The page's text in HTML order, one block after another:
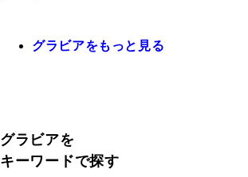
グラビアをもっと見る
グラビアを
キーワードで探す